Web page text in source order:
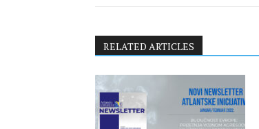
RELATED ARTICLES